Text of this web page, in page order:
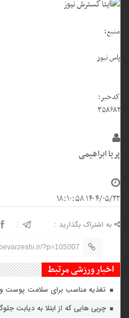
منبع:
پاس نیوز
کدخبر:
۳۵۸۶۸۲
پریا ابراهیمی
۱۴۰۴/۰۵/۲۲ ۱۸:۱۰:۵۸
به اشتراک بگذارید :
?p=105007
اخبار ورزشی مرتبط
تغذیه مناسب برای سلامت پوست و
چربی هایی که از ابتلا به دیابت